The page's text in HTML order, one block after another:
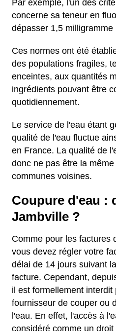
Par exemple, l'un des
concerne sa teneur en
dépasser 1,5 milligramme
Ces normes ont été
des populations fragiles,
enceintes, aux quantités
ingrédients pouvant être
quotidiennement.
Le service de l'eau étant
qualité de l'eau fluctue
en France. La qualité de
donc ne pas être la
communes voisines.
Coupure d'eau :
Jambville ?
Comme pour les factures
vous devez régler votre
délai de 14 jours suivant
facture. Cependant,
il est formellement interdit
fournisseur de couper ou
l'eau. En effet, l'accès à
considéré comme un droit